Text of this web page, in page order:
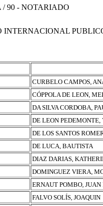
/ 90 - NOTARIADO
INTERNACIONAL
CURBELO CAMPOS,
CÓPPOLA DE LEON,
DA SILVA CORDOBA,
DE LEON
DE LOS SANTOS
DE LUCA, BAUTISTA
DIAZ DARIAS,
DOMINGUEZ VIERA,
ERNAUT POMBO, JUAN
FALVO SOLÍS, JOAQUIN